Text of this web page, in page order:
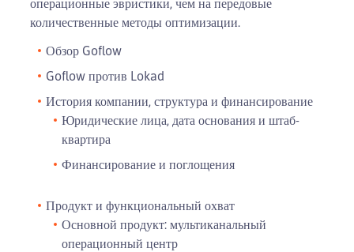
количественные методы оптимизации.
Обзор Goflow
Goflow против Lokad
История компании, структура и финансирование
Юридические лица, дата основания и штаб-
квартира
Финансирование и поглощения
Продукт и функциональный охват
Основной продукт: мультиканальный
операционный центр